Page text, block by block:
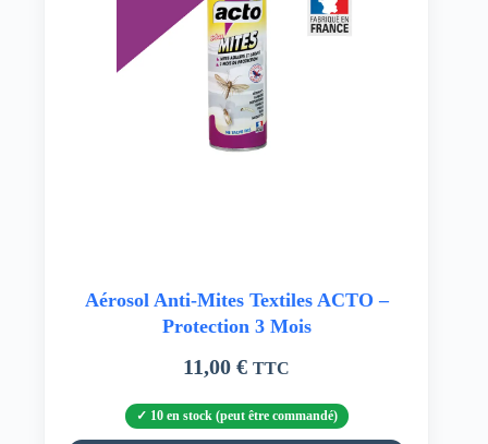
Aérosol Anti-Mites Textiles ACTO –
Protection 3 Mois
11,00€ TTC
10 en stock (peut être commandé)